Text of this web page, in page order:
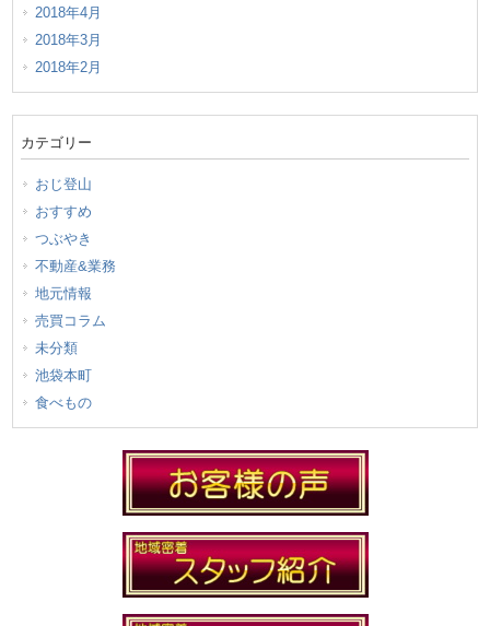
2018年4月
2018年3月
2018年2月
カテゴリー
おじ登山
おすすめ
つぶやき
不動産&業務
地元情報
売買コラム
未分類
池袋本町
食べもの